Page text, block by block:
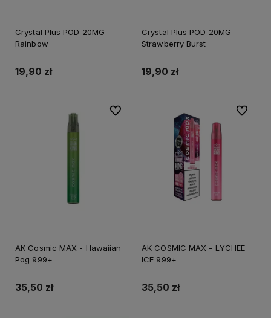
Crystal Plus POD 20MG -
Rainbow
19,90 zł
Crystal Plus POD 20MG -
Strawberry Burst
19,90 zł
AK Cosmic MAX - Hawaiian
Pog 999+
35,50 zł
Do ulubionych
AK COSMIC MAX - LYCHEE
ICE 999+
35,50 zł
Do